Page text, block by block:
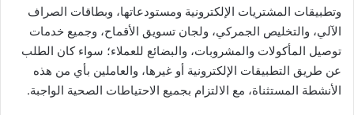
وتطبيقات المشتريات الإلكترونية ومستودعاتها، وبطاقات الصراف
الآلي، والتخليص الجمركي، ولجان تسويق الأقماح، وجميع خدمات
توصيل المأكولات والمشروبات، والبضائع للعملاء؛ سواء كان الطلب
عن طريق التطبيقات الإلكترونية أو غيرها، والعاملين بأي من هذه
الأنشطة المستثناة، مع الالتزام بجميع الاحتياطات الصحية الواجبة.